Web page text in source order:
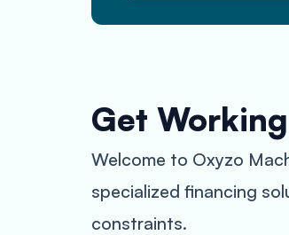
Get
Welcome to Oxyzo
specialized financing
constraints.